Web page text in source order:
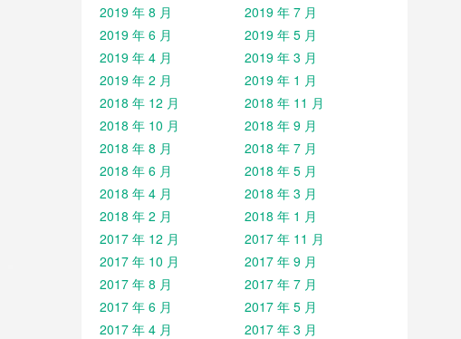
2019 年 8 月
2019 年 7 月
2019 年 6 月
2019 年 5 月
2019 年 4 月
2019 年 3 月
2019 年 2 月
2019 年 1 月
2018 年 12 月
2018 年 11 月
2018 年 10 月
2018 年 9 月
2018 年 8 月
2018 年 7 月
2018 年 6 月
2018 年 5 月
2018 年 4 月
2018 年 3 月
2018 年 2 月
2018 年 1 月
2017 年 12 月
2017 年 11 月
2017 年 10 月
2017 年 9 月
2017 年 8 月
2017 年 7 月
2017 年 6 月
2017 年 5 月
2017 年 4 月
2017 年 3 月